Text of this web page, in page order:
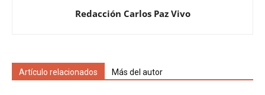
Redacción Carlos Paz Vivo
Artículo relacionados Más del autor